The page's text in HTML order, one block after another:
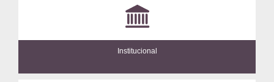
Institucional